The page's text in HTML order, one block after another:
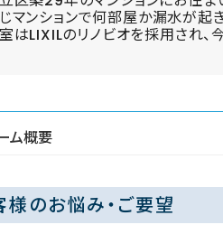
マンションで何部屋か漏水が起
はLIXILのリノビオを採用され
ム概要
様のお悩み・ご要望